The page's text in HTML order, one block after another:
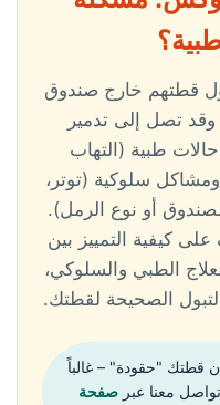
قطتهم خارج صندوق
تصل إلى تدمير
حالات طبية (التهاب
سلوكية (توتر،
أو نوع الرمل).
كيفية التمييز بين
الطبي والسلوكي،
الصحيحة لقطتك.
قطتك "حقودة" – غالباً
معنا عبر صفحة